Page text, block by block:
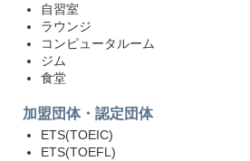
自習室
ラウンジ
コンピュータルーム
ジム
食堂
加盟団体・認定団体
ETS(TOEIC)
ETS(TOEFL)